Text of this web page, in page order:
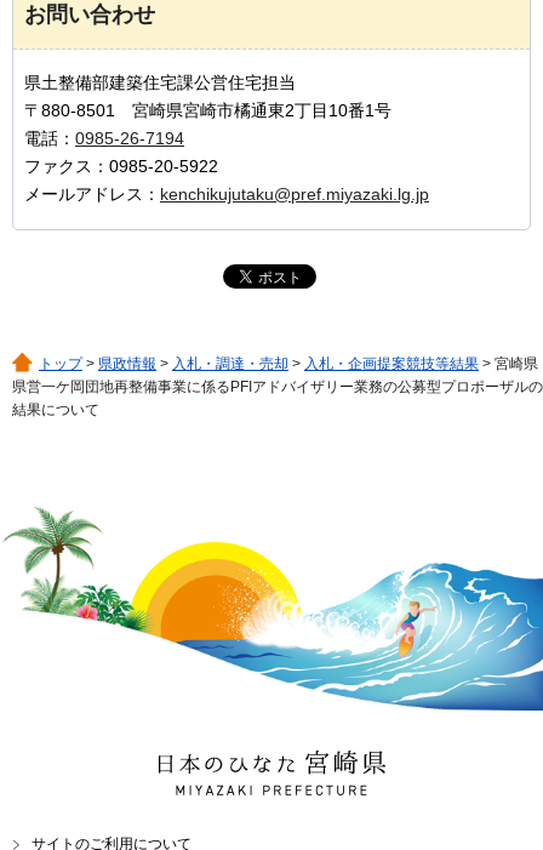
お問い合わせ
県土整備部建築住宅課公営住宅担当
〒880-8501 宮崎県宮崎市橘通東2丁目10番1号
電話： 0985-26-7194
ファクス：0985-20-5922
メールアドレス： kenchikujutaku@pref.miyazaki.lg.jp
トップ> 県政情報 > 入札・調達・売却 > 入札・企画提案競技等結果 > 宮崎県
県営一ケ岡団地再整備事業に係るPFIアドバイザリー業務の公募型プロポーザルの
結果について
日本のひなた 宮崎県
MIYAZAKI PREFECTURE
サイトのご利用について